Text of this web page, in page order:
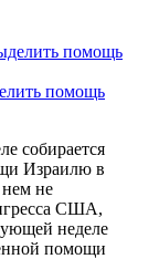
помощь
собирается
Израилю в
не
США,
неделе
помощи